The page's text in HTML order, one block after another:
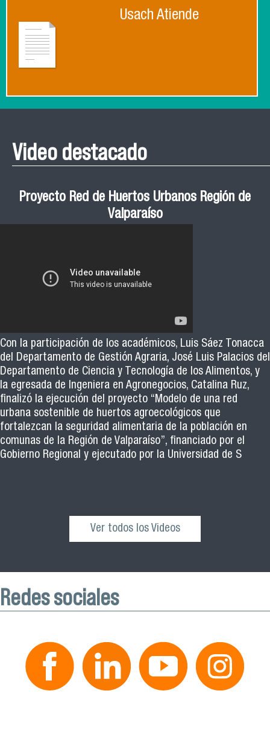
Usach Atiende
Video destacado
Proyecto Red de Huertos Urbanos Región de
Valparaíso
Con la participación de los académicos, Luis Sáez Tonacca
del Departamento de Gestión Agraria, José Luis Palacios del
Departamento de Ciencia y Tecnología de los Alimentos, y
la egresada de Ingeniera en Agronegocios, Catalina Ruz,
finalizó la ejecución del proyecto “Modelo de una red
urbana sostenible de huertos agroecológicos que
fortalezcan la seguridad alimentaria de la población en
comunas de la Región de Valparaíso”, financiado por el
Gobierno Regional y ejecutado por la Universidad de S
Ver todos los Videos
Redes sociales